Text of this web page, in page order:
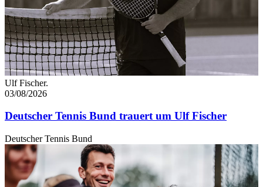
Ulf Fischer.
03/08/2026
Deutscher Tennis Bund trauert um Ulf Fischer
Deutscher Tennis Bund